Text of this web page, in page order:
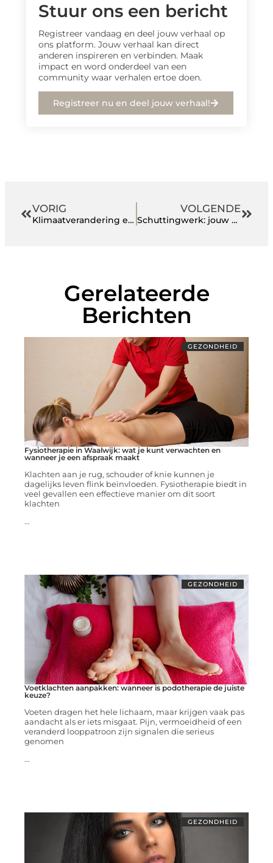
Stuur ons een bericht
Registreer vandaag en deel jouw verhaal op
ons platform. Jouw verhaal kan direct
anderen inspireren en verbinden. Maak
impact en word onderdeel van een
community waar verhalen ertoe doen.
Registreer nu en deel jouw verhaal!
VORIG
Klimaatverandering en Tripsen: De Invloed op Onze Oogst
VOLGENDE
Schuttingwerk: jouw tuin, jouw stijl
Gerelateerde
Berichten
GEZONDHEID
Fysiotherapie in Waalwijk: wat je kunt verwachten en
wanneer je een afspraak maakt
Klachten aan je rug, schouder of knie kunnen je
dagelijks leven flink beïnvloeden. Fysiotherapie biedt in
veel gevallen een effectieve manier om dit soort
klachten
...
GEZONDHEID
Voetklachten aanpakken: wanneer is podotherapie de juiste
keuze?
Voeten dragen het hele lichaam, maar krijgen vaak pas
aandacht als er iets misgaat. Pijn, vermoeidheid of een
veranderd looppatroon zijn signalen die serieus
genomen
...
GEZONDHEID